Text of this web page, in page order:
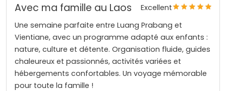
Avec ma famille au Laos
Excellent
Une semaine parfaite entre Luang Prabang et
Vientiane, avec un programme adapté aux enfants :
nature, culture et détente. Organisation fluide, guides
chaleureux et passionnés, activités variées et
hébergements confortables. Un voyage mémorable
pour toute la famille !